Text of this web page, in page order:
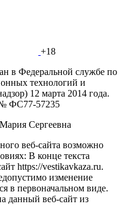
+18
в Федеральной службе по
технологий и
12 марта 2014 года.
№ ФС77-57235
Сергеевна
веб-сайта возможно
В конце текста
https://vestikavkaza.ru.
изменение
в первоначальном виде.
данный веб-сайт из